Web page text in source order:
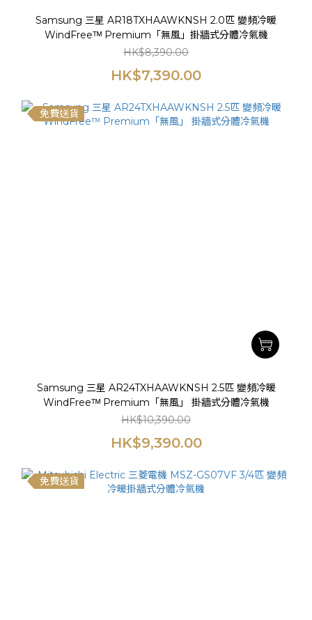
Samsung 三星 AR18TXHAAWKNSH 2.0匹 變頻冷暖
WindFreeᵀᴹ Premium「無風」掛牆式分體冷氣機
HK$8,390.00
HK$7,390.00
免費送貨
Samsung 三星 AR24TXHAAWKNSH 2.5匹 變頻冷暖
WindFreeᵀᴹ Premium「無風」 掛牆式分體冷氣機
HK$10,390.00
HK$9,390.00
免費送貨